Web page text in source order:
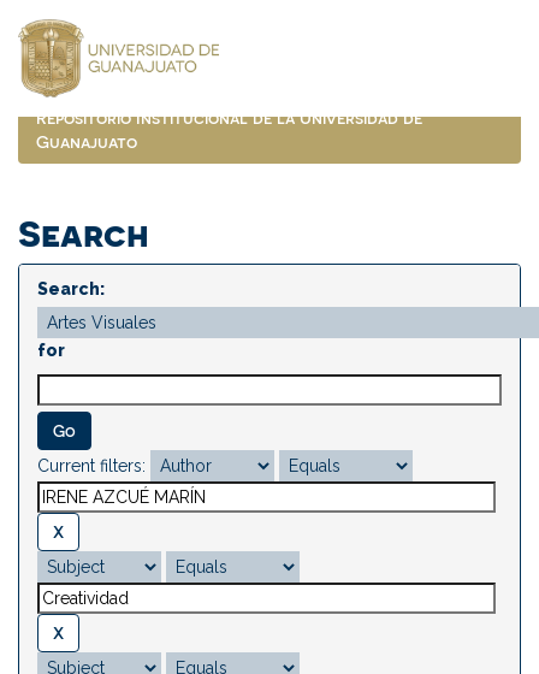
navigation
Repositorio Institucional de la Universidad de
Guanajuato
Search
Search:
for
Current filters: